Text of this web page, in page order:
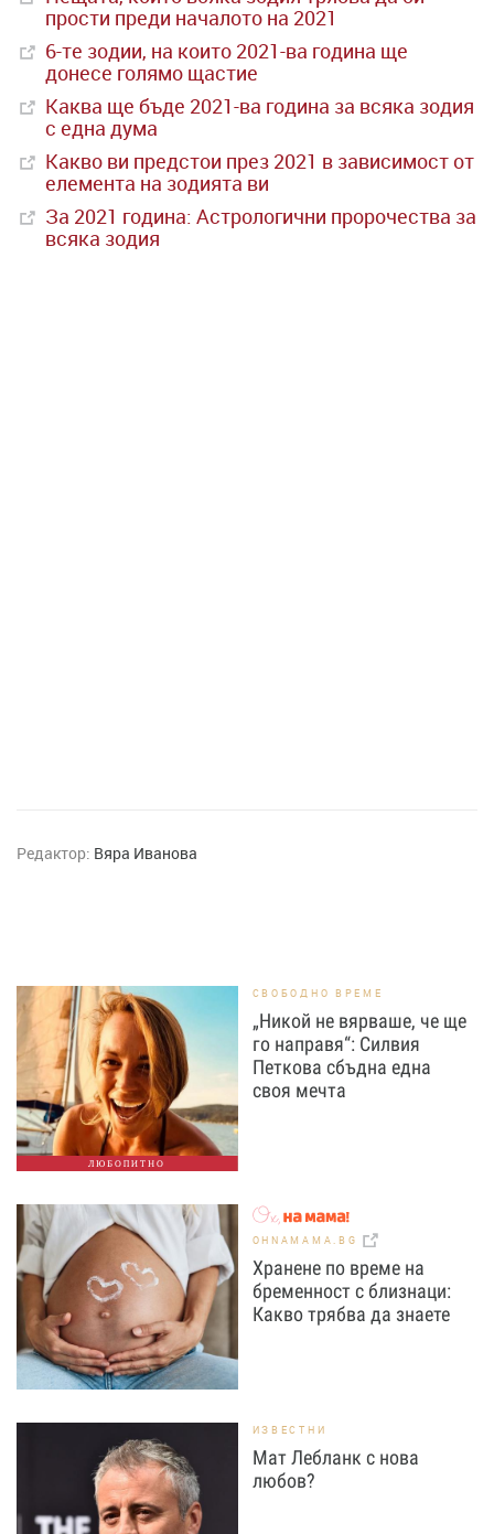
прости преди началото на 2021
6-те зодии, на които 2021-ва година ще
донесе голямо щастие
Каква ще бъде 2021-ва година за всяка зодия
с една дума
Какво ви предстои през 2021 в зависимост от
елемента на зодията ви
За 2021 година: Астрологични пророчества за
всяка зодия
Редактор: Вяра Иванова
ЛЮБОПИТНО
СВОБОДНО ВРЕМЕ
„Никой не вярваше, че ще
го направя“: Силвия
Петкова сбъдна една
своя мечта
OHNAMAMA.BG
Хранене по време на
бременност с близнаци:
Какво трябва да знаете
ИЗВЕСТНИ
Мат Лебланк с нова
любов?